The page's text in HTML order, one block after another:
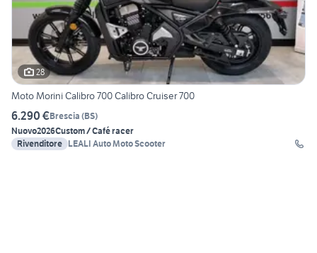
28
Moto Morini Calibro 700 Calibro Cruiser 700
6.290 €Brescia (BS)
Nuovo2026Custom / Café racer
Rivenditore LEALI Auto Moto Scooter